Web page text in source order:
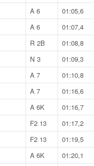
A 6
01:05,6
A 6
01:07,4
R 2B
01:08,8
N 3
01:09,3
A 7
01:10,8
A 7
01:16,6
A 6K
01:16,7
F2 13
01:17,2
F2 13
01:19,5
A 6K
01:20,1